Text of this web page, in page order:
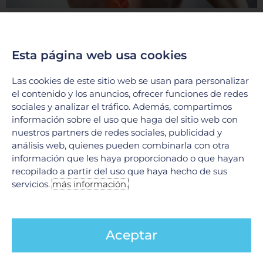
17 junio, 2026
de vanguardia se unen para ofrecer soluciones integrales en
el tratamiento de afecciones complejas. Hoy
LEER MÁS »
Esta página web usa cookies
Las cookies de este sitio web se usan para personalizar
el contenido y los anuncios, ofrecer funciones de redes
sociales y analizar el tráfico. Además, compartimos
información sobre el uso que haga del sitio web con
nuestros partners de redes sociales, publicidad y
análisis web, quienes pueden combinarla con otra
información que les haya proporcionado o que hayan
recopilado a partir del uso que haya hecho de sus
servicios.más información.
Aceptar